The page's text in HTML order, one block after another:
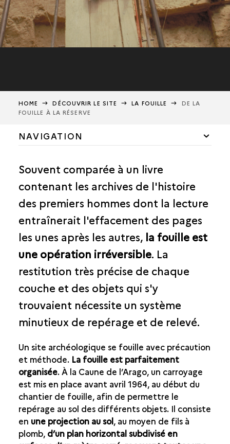
HOME DÉCOUVRIR LE SITE LA FOUILLE
DE LA
FOUILLE À LA RÉSERVE
NAVIGATION
L’ENREGISTREMENT DU SOL
L’ENREGISTREMENT DES OBJETS
LE TAMISAGE, LE LAVAGE ET LE TRI
LE CLASSEMENT
L’ENREGISTREMENT NUMÉRIQUE
LE MUSÉE
PROGRESSION DES FOUILLES SOUS FORME DE
CHRONOLOGIE
Souvent comparée à un livre
contenant les archives de l'histoire
des premiers hommes dont la lecture
entraînerait l'effacement des pages
les unes après les autres, la fouille est
une opération irréversible. La
restitution très précise de chaque
couche et des objets qui s'y
trouvaient nécessite un système
minutieux de repérage et de relevé.
Un site archéologique se fouille avec précaution
et méthode. La fouille est parfaitement
organisée. À la Caune de l’Arago, un carroyage
est mis en place avant avril 1964, au début du
chantier de fouille, afin de permettre le
repérage au sol des différents objets. Il consiste
en une projection au sol, au moyen de fils à
plomb, d’un plan horizontal subdivisé en